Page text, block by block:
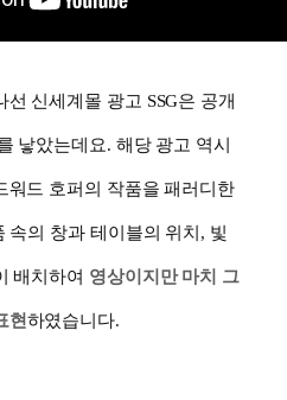
선 신세계몰 광고 SSG은 공개
낳았는데요. 해당 광고 역시
워드 호퍼의 작품을 패러디한
속의 창과 테이블의 위치, 빛
배치하여 영상이지만 마치 그
현하였습니다.